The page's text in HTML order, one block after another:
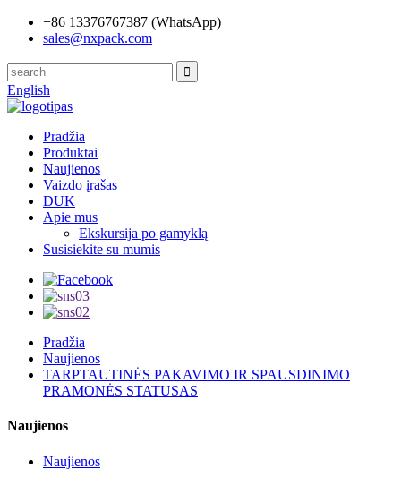
+86 13376767387 (WhatsApp)
sales@nxpack.com
English
Pradžia
Produktai
Naujienos
Vaizdo įrašas
DUK
Apie mus
Ekskursija po gamyklą
Susisiekite su mumis
Pradžia
Naujienos
TARPTAUTINĖS PAKAVIMO IR SPAUSDINIMO
PRAMONĖS STATUSAS
Naujienos
Naujienos